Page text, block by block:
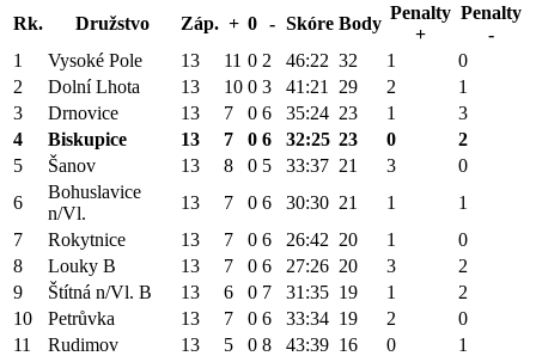
Rk. Družstvo Záp. + 0 - Skóre Body
Penalty
+
Penalty
-
1
Vysoké Pole 13 11 0 2 46:22 32 1
0
2
Dolní Lhota 13 10 0 3 41:21 29 2
1
3
Drnovice 13 7 0 6 35:24 23 1
3
4
Biskupice 13 7 0 6 32:25 23 0
2
5
Šanov 13 8 0 5 33:37 21 3
0
6
Bohuslavice
n/Vl.
13 7 0 6 30:30 21 1
1
7
Rokytnice 13 7 0 6 26:42 20 1
0
8
Louky B 13 7 0 6 27:26 20 3
2
9
Štítná n/Vl. B 13 6 0 7 31:35 19 1
2
10
Petrůvka 13 7 0 6 33:34 19 2
0
11
Rudimov 13 5 0 8 43:39 16 0
1